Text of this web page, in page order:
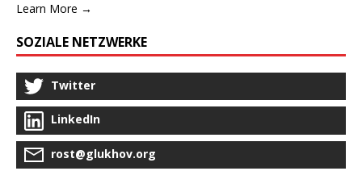
Learn More →
SOZIALE NETZWERKE
Twitter
LinkedIn
rost@glukhov.org